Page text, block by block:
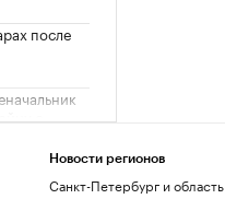
после
с
Новости регионов
Санкт-Петербург и область